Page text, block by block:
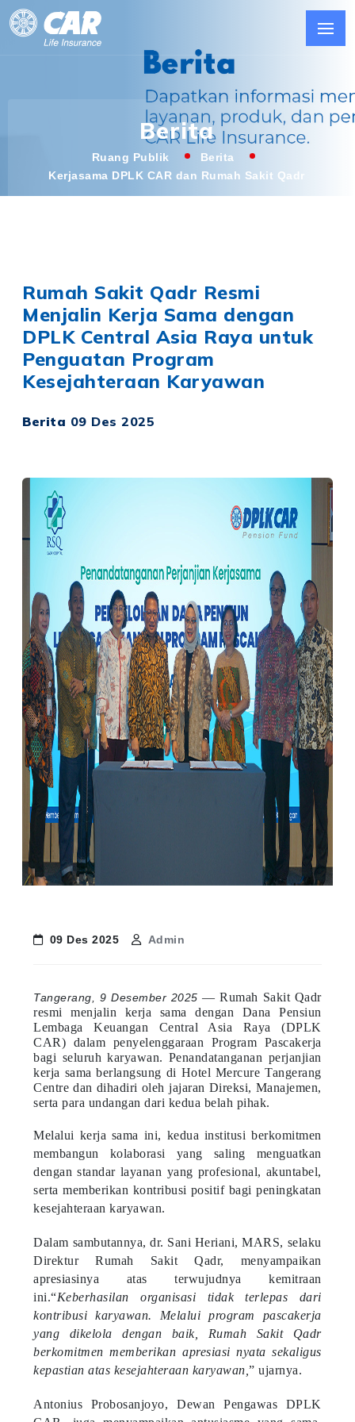
Berita
Ruang Publik
Berita
Kerjasama DPLK CAR dan Rumah Sakit Qadr
Rumah Sakit Qadr Resmi
Menjalin Kerja Sama dengan
DPLK Central Asia Raya untuk
Penguatan Program
Kesejahteraan Karyawan
Berita 09 Des 2025
09 Des 2025 Admin
Tangerang, 9 Desember 2025 — Rumah Sakit Qadr
resmi menjalin kerja sama dengan Dana Pensiun
Lembaga Keuangan Central Asia Raya (DPLK
CAR) dalam penyelenggaraan Program Pascakerja
bagi seluruh karyawan. Penandatanganan perjanjian
kerja sama berlangsung di Hotel Mercure Tangerang
Centre dan dihadiri oleh jajaran Direksi, Manajemen,
serta para undangan dari kedua belah pihak.
Melalui kerja sama ini, kedua institusi berkomitmen
membangun kolaborasi yang saling menguatkan
dengan standar layanan yang profesional, akuntabel,
serta memberikan kontribusi positif bagi peningkatan
kesejahteraan karyawan.
Dalam sambutannya, dr. Sani Heriani, MARS, selaku
Direktur Rumah Sakit Qadr, menyampaikan
apresiasinya atas terwujudnya kemitraan
ini.“Keberhasilan organisasi tidak terlepas dari
kontribusi karyawan. Melalui program pascakerja
yang dikelola dengan baik, Rumah Sakit Qadr
berkomitmen memberikan apresiasi nyata sekaligus
kepastian atas kesejahteraan karyawan,” ujarnya.
Antonius Probosanjoyo, Dewan Pengawas DPLK